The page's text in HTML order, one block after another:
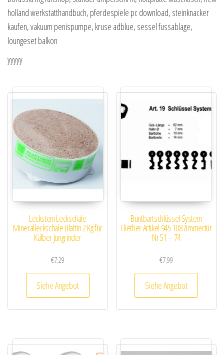
holland werkstatthandbuch, pferdespiele pc download, steinknacker
kaufen, vakuum penispumpe, kruse adblue, sessel fussablage,
loungeset balkon
yyyyy
Leckstein Leckschale
Mineralleckschale Blattin 2 Kg für
Kälber Jungrinder
€7.29
Siehe Angebot
Buntbartschlüssel System
Fliether Artikel 945 108 Zimmertür
Nr 51 – 74
€7.99
Siehe Angebot